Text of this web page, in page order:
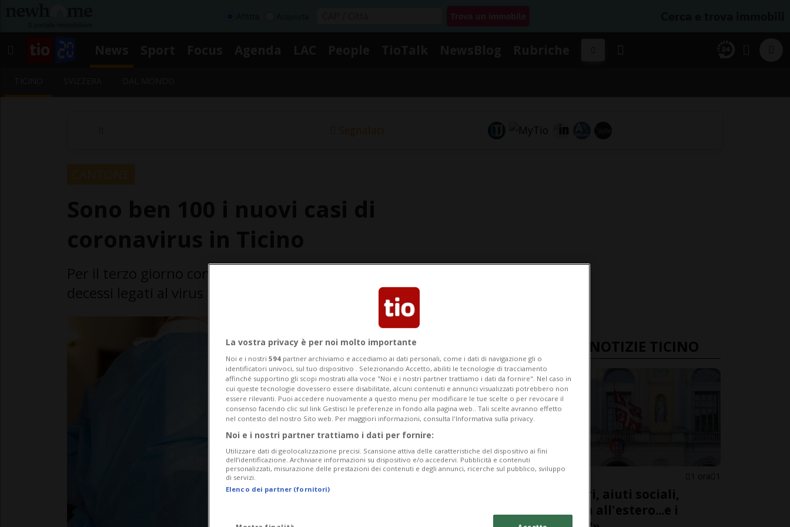
Segnalaci
ULTIME NOTIZIE TICINO
LUGANO 1 ora 1
«Stranieri, aiuti sociali,
proprietà all'estero...e i
La vostra privacy è per noi molto importante
Noi e i nostri 594 partner archiviamo e accediamo ai dati personali, come i dati di navigazione gli o
identificatori univoci, sul tuo dispositivo . Selezionando Accetto, abiliti le tecnologie di tracciamento
affinché supportino gli scopi mostrati alla voce "Noi e i nostri partner trattiamo i dati da fornire". Nel caso in
cui queste tecnologie dovessero essere disabilitate, alcuni contenuti e annunci visualizzati potrebbero non
essere rilevanti. Puoi accedere nuovamente a questo menu per modificare le tue scelte o per revocare il
consenso facendo clic sul link Gestisci le preferenze in fondo alla pagina web.. Tali scelte avranno effetto
nel contesto del nostro Sito web. Per maggiori informazioni, consulta l'Informativa sulla privacy.
Noi e i nostri partner trattiamo i dati per fornire:
Utilizzare dati di geolocalizzazione precisi. Scansione attiva delle caratteristiche del dispositivo ai fini
dell’identificazione. Archiviare informazioni su dispositivo e/o accedervi. Pubblicità e contenuti
personalizzati, misurazione delle prestazioni dei contenuti e degli annunci, ricerche sul pubblico, sviluppo
di servizi.
Elenco dei partner (fornitori)